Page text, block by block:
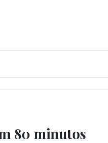
80 minutos